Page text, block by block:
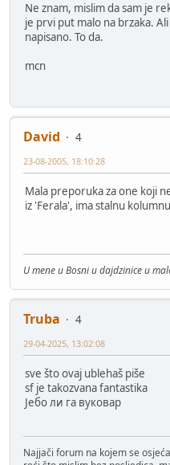
Ne znam, mislim da sam je
je prvi put malo na brzaka.
napisano. To da.
mcn
David
4
23-08-2005, 18:10:28
Mala preporuka za one koji
iz 'Ferala', ima stalnu
U mene u Bosni u dajdzinice u
Truba
4
29-04-2025, 13:02:08
sve što ovaj ublehaš piše
sf je takozvana fantastika
Јебо ли га вуковар
Najjači forum na kojem se